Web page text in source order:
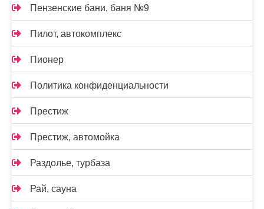
Пензенские бани, баня №9
Пилот, автокомплекс
Пионер
Политика конфиденциальности
Престиж
Престиж, автомойка
Раздолье, турбаза
Рай, сауна